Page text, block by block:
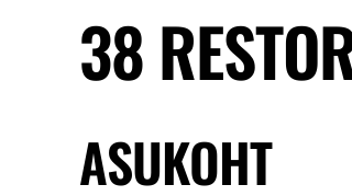
38
ASUKOHT